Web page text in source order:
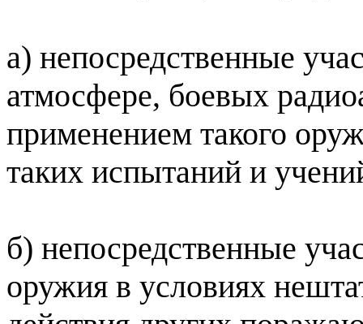
а) непосредственные
атмосфере, боевых
применением такого
таких испытаний и
б) непосредственные
оружия в условиях